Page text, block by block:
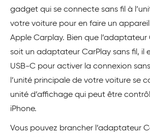
gadget qui se connecte sans fil à
votre voiture pour en faire un
Apple Carplay. Bien que l’adaptateur
soit un adaptateur CarPlay sans fil, il
USB-C pour activer la connexion
l’unité principale de votre voiture se
unité d’affichage qui peut être
iPhone.
Vous pouvez brancher l’adaptateur